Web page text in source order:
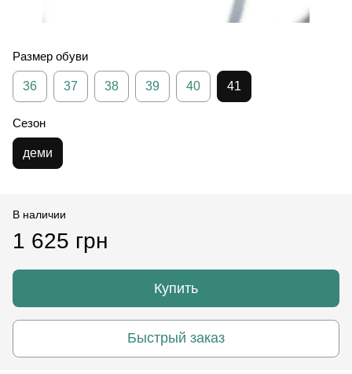
Размер обуви
36 37 38 39 40 41
Сезон
деми
В наличии
1 625 грн
Купить
Быстрый заказ